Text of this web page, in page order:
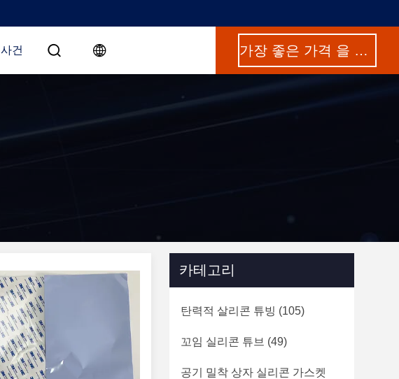
사건 가장 좋은 가격 을 구하라
카테고리
탄력적 살리콘 튜빙 (105)
꼬임 실리콘 튜브 (49)
공기 밀착 상자 실리콘 가스켓